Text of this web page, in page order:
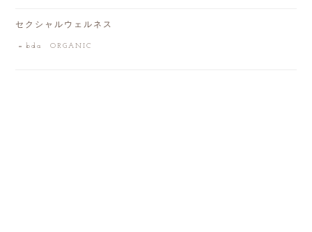
セクシャルウェルネス
bda ORGANIC